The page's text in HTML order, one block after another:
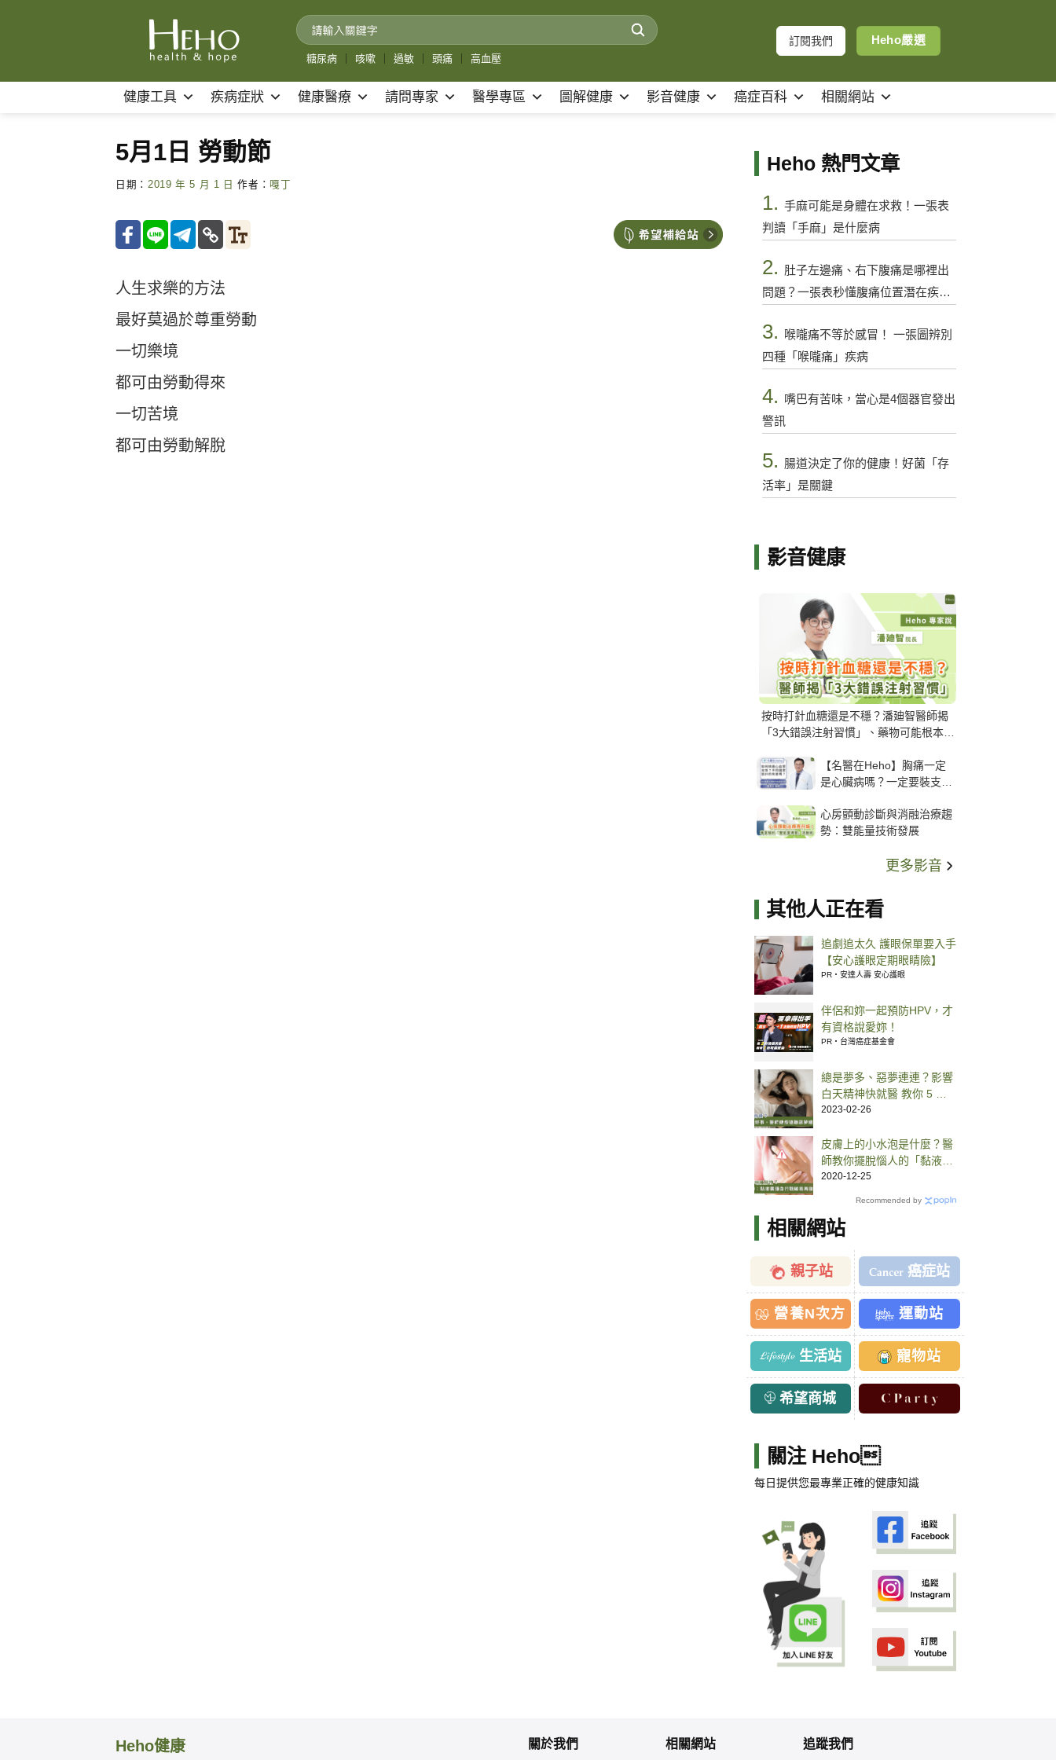
糖尿病 咳嗽 過敏 頭痛 高血壓
訂閱我們 Heho嚴選
健康工具 疾病症狀 健康醫療 請問專家 醫學專區 圖解健康 影音健康 癌症百科 相關網站
5月1日 勞動節
日期： 2019 年 5 月 1 日 作者： 嘎丁
人生求樂的方法
最好莫過於尊重勞動
一切樂境
都可由勞動得來
一切苦境
都可由勞動解脫
Heho 熱門文章
1. 手麻可能是身體在求救！一張表
判讀「手麻」是什麼病
2. 肚子左邊痛、右下腹痛是哪裡出
問題？一張表秒懂腹痛位置潛在疾病
3.
喉嚨痛不等於感冒！ 一張圖辨別
四種「喉嚨痛」疾病
4. 嘴巴有苦味，當心是4個器官發出
警訊
5. 腸道決定了你的健康！好菌「存
活率」是關鍵
影音健康
按時打針血糖還是不穩？潘廸智醫師揭
「3大錯誤注射習慣」、藥物可能根本沒
【名醫在Heho】胸痛一定
是心臟病嗎？一定要裝支
解析支架種類、風險與選擇
關鍵
心房顫動診斷與消融治療趨
勢：雙能量技術發展
更多影音
其他人正在看
追劇追太久 護眼保單要入手
【安心護眼定期眼睛險】
PR・安達人壽 安心護眼
伴侶和妳一起預防HPV，才
有資格說愛妳！
PR・台灣癌症基金會
總是夢多、惡夢連連？影響
白天精神快就醫 教你 5 招
避免做惡夢
2023-02-26
皮膚上的小水泡是什麼？醫
師教你擺脫惱人的「黏液囊
腫」
2020-12-25
Recommended by
相關網站
親子站 癌症站
營養N次方 運動站
生活站 寵物站
希望商城
關注 Heho
每日提供您最專業正確的健康知識
Heho健康 關於我們 相關網站 追蹤我們